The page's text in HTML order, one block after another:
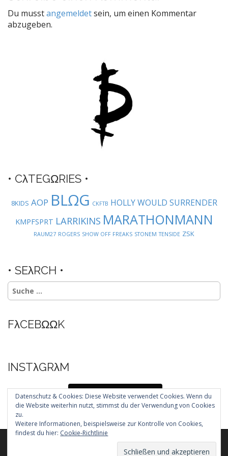
t
n
a
Du musstangemeldetsein, um einen Kommentar
abzugeben.
• CλTEGΩRIES •
8KIDS AOP BLΩG CKFTB HOLLY WOULD SURRENDER
KMPFSPRT LARRIKINS MARATHONMANN
RAUM27 ROGERS SHOW OFF FREAKS STONEM TENSIDE ZSK
• SEλRCH •
Suche
nach:
FλCEBΩΩK
INSTλGRλM
Folg mir auf Instagram
. All Rights Reserved.
Datenschutz & Cookies: Diese Website verwendet Cookies. Wenn du
die Website weiterhin nutzt, stimmst du der Verwendung von Cookies
zu.
Weitere Informationen, beispielsweise zur Kontrolle von Cookies,
findest du hier: Cookie-Richtlinie